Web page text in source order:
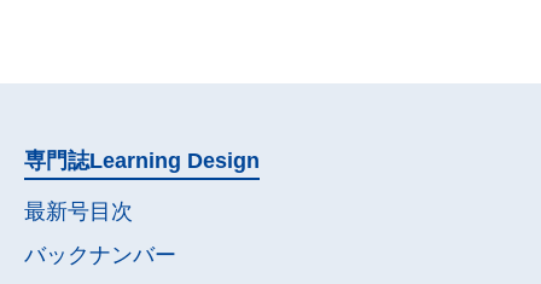
専門誌Learning Design
最新号目次
バックナンバー